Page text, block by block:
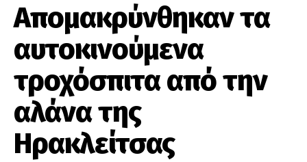
Απομακρύνθηκαν τα
αυτοκινούμενα
τροχόσπιτα από την
αλάνα της
Ηρακλείτσας